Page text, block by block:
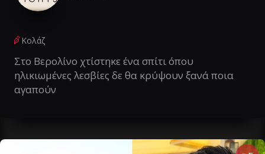
Κολάζ
Στο Βερολίνο χτίστηκε ένα σπίτι όπου
ηλικιωμένες λεσβίες δε θα κρύψουν ξανά ποια
αγαπούν